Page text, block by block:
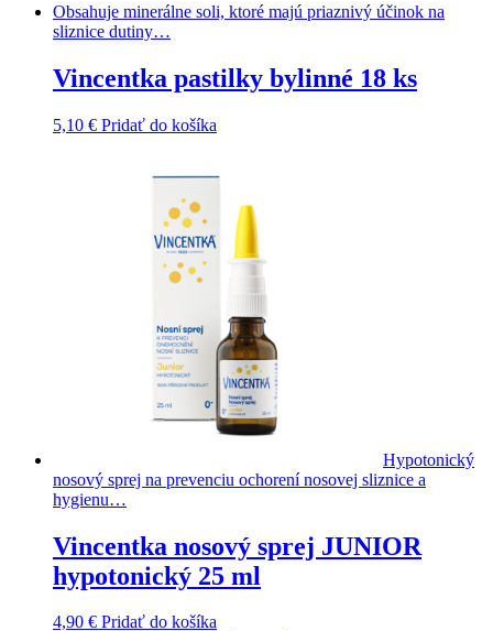
Obsahuje minerálne soli, ktoré majú priaznivý účinok na
sliznice dutiny…
Vincentka pastilky bylinné 18 ks
5,10 € Pridať do košíka
Hypotonický
nosový sprej na prevenciu ochorení nosovej sliznice a
hygienu…
Vincentka nosový sprej JUNIOR
hypotonický 25 ml
4,90 € Pridať do košíka